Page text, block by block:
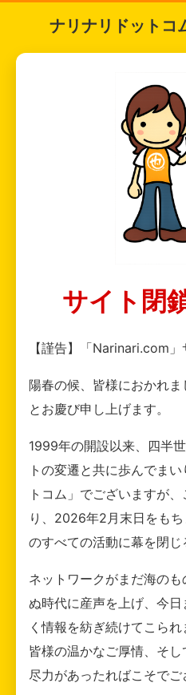
ナリナリドットコ
サイト閉
【謹告】「Narinari.com
陽春の候、皆様におかれ
とお慶び申し上げます。
1999年の開設以来、四半
トの変遷と共に歩んでま
トコム」でございますが
り、2026年2月末日をも
のすべての活動に幕を閉じ
ネットワークがまだ海の
ぬ時代に産声を上げ、今
く情報を紡ぎ続けてこら
皆様の温かなご厚情、そ
尽力があったればこそでご